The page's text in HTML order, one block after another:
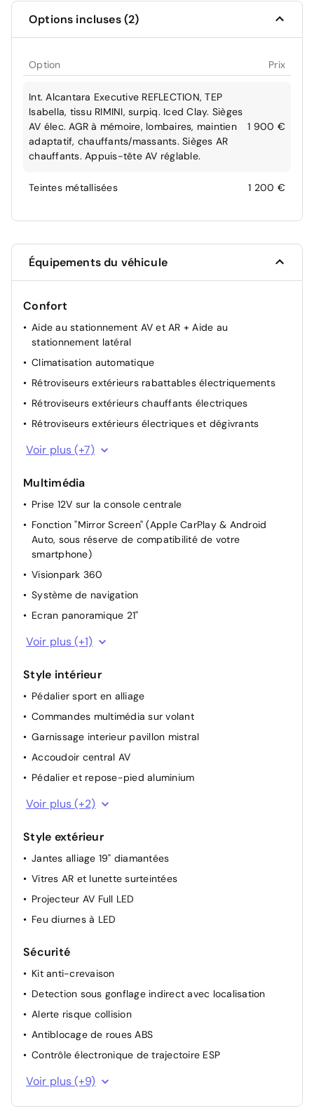
Options incluses (2)
Option Prix
Int. Alcantara Executive REFLECTION, TEP
Isabella, tissu RIMINI, surpiq. Iced Clay. Sièges
AV élec. AGR à mémoire, lombaires, maintien
adaptatif, chauffants/massants. Sièges AR
chauffants. Appuis-tête AV réglable.
1 900 €
Teintes métallisées 1 200 €
Équipements du véhicule
Confort
Aide au stationnement AV et AR + Aide au
stationnement latéral
Climatisation automatique
Rétroviseurs extérieurs rabattables électriquements
Rétroviseurs extérieurs chauffants électriques
Rétroviseurs extérieurs électriques et dégivrants
Accoudoir central AR
Sièges AV chauffants
Réglage automatique des feux
Pochettes de rangement à l'AR des sièges AV
Allumage automatique des feux
Voir plus (+7)
Multimédia
Prise 12V sur la console centrale
Fonction "Mirror Screen" (Apple CarPlay & Android
Auto, sous réserve de compatibilité de votre
smartphone)
Visionpark 360
Système de navigation
Ecran panoramique 21"
Ordinateur de bord
Voir plus (+1)
Style intérieur
Pédalier sport en alliage
Commandes multimédia sur volant
Garnissage interieur pavillon mistral
Accoudoir central AV
Pédalier et repose-pied aluminium
Rétroviseur interieur électrochrome frameless
Voir plus (+2)
Style extérieur
Jantes alliage 19" diamantées
Vitres AR et lunette surteintées
Projecteur AV Full LED
Feu diurnes à LED
Sécurité
Kit anti-crevaison
Detection sous gonflage indirect avec localisation
Alerte risque collision
Antiblocage de roues ABS
Contrôle électronique de trajectoire ESP
Essuie-vitre avant avec capteur de pluie
Voir plus (+9)